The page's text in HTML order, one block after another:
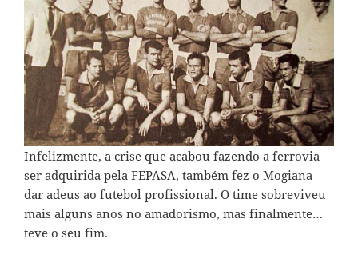
Infelizmente, a crise que acabou fazendo a ferrovia
ser adquirida pela FEPASA, também fez o Mogiana
dar adeus ao futebol profissional. O time sobreviveu
mais alguns anos no amadorismo, mas finalmente…
teve o seu fim.